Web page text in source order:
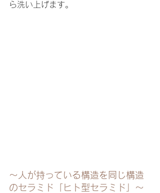
ら洗い上げます。
～人が持っている構造を同じ構造
のセラミド「ヒト型セラミド」～